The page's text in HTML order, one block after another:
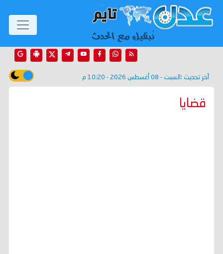
آخر تحديث : السبت - 08 أغسطس 2026 - 10:20 م
قضايا